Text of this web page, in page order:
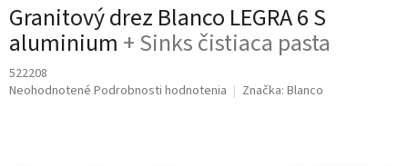
Granitový drez Blanco LEGRA 6 S
aluminium + Sinks čistiaca pasta
522208
Priemerné
Neohodnotené Podrobnosti hodnotenia Značka: Blanco